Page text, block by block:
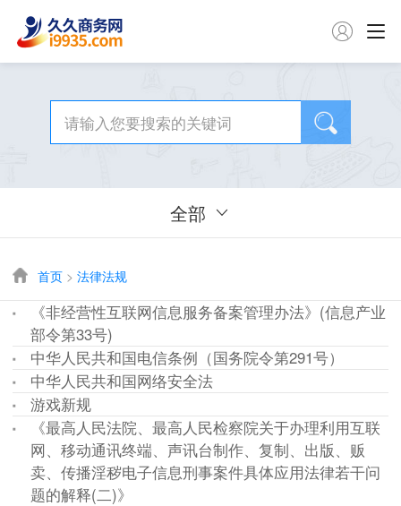

全部
首页 > 法律法规
《非经营性互联网信息服务备案管理办法》(信息产业
部令第33号)
中华人民共和国电信条例（国务院令第291号）
中华人民共和国网络安全法
游戏新规
《最高人民法院、最高人民检察院关于办理利用互联
网、移动通讯终端、声讯台制作、复制、出版、贩
卖、传播淫秽电子信息刑事案件具体应用法律若干问
题的解释(二)》